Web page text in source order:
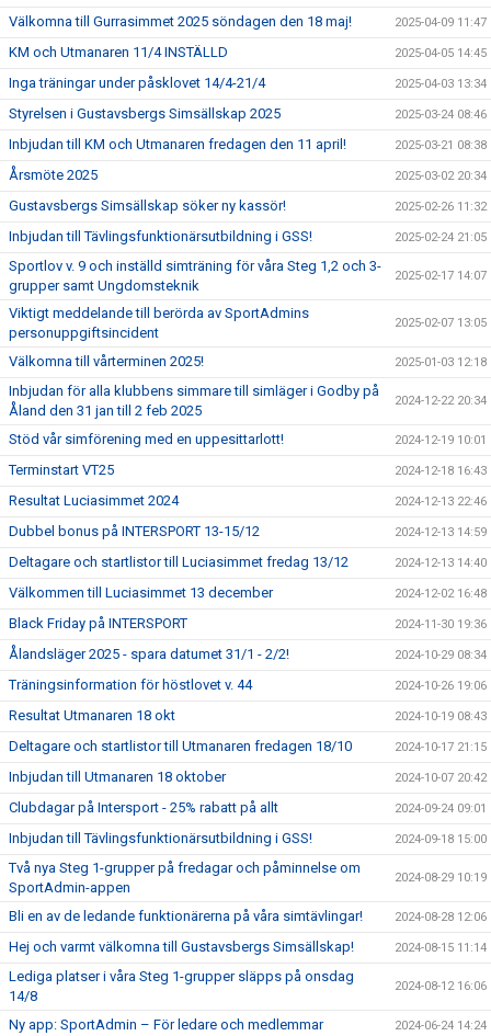
Välkomna till Gurrasimmet 2025 söndagen den 18 maj! 2025-04-09 11:47
KM och Utmanaren 11/4 INSTÄLLD 2025-04-05 14:45
Inga träningar under påsklovet 14/4-21/4 2025-04-03 13:34
Styrelsen i Gustavsbergs Simsällskap 2025 2025-03-24 08:46
Inbjudan till KM och Utmanaren fredagen den 11 april! 2025-03-21 08:38
Årsmöte 2025 2025-03-02 20:34
Gustavsbergs Simsällskap söker ny kassör! 2025-02-26 11:32
Inbjudan till Tävlingsfunktionärsutbildning i GSS! 2025-02-24 21:05
Sportlov v. 9 och inställd simträning för våra Steg 1,2 och 3-
grupper samt Ungdomsteknik
2025-02-17 14:07
Viktigt meddelande till berörda av SportAdmins
personuppgiftsincident
2025-02-07 13:05
Välkomna till vårterminen 2025! 2025-01-03 12:18
Inbjudan för alla klubbens simmare till simläger i Godby på
Åland den 31 jan till 2 feb 2025
2024-12-22 20:34
Stöd vår simförening med en uppesittarlott! 2024-12-19 10:01
Terminstart VT25 2024-12-18 16:43
Resultat Luciasimmet 2024 2024-12-13 22:46
Dubbel bonus på INTERSPORT 13-15/12 2024-12-13 14:59
Deltagare och startlistor till Luciasimmet fredag 13/12 2024-12-13 14:40
Välkommen till Luciasimmet 13 december 2024-12-02 16:48
Black Friday på INTERSPORT 2024-11-30 19:36
Ålandsläger 2025 - spara datumet 31/1 - 2/2! 2024-10-29 08:34
Träningsinformation för höstlovet v. 44 2024-10-26 19:06
Resultat Utmanaren 18 okt 2024-10-19 08:43
Deltagare och startlistor till Utmanaren fredagen 18/10 2024-10-17 21:15
Inbjudan till Utmanaren 18 oktober 2024-10-07 20:42
Clubdagar på Intersport - 25% rabatt på allt 2024-09-24 09:01
Inbjudan till Tävlingsfunktionärsutbildning i GSS! 2024-09-18 15:00
Två nya Steg 1-grupper på fredagar och påminnelse om
SportAdmin-appen
2024-08-29 10:19
Bli en av de ledande funktionärerna på våra simtävlingar! 2024-08-28 12:06
Hej och varmt välkomna till Gustavsbergs Simsällskap! 2024-08-15 11:14
Lediga platser i våra Steg 1-grupper släpps på onsdag
14/8
2024-08-12 16:06
Ny app: SportAdmin – För ledare och medlemmar 2024-06-24 14:24